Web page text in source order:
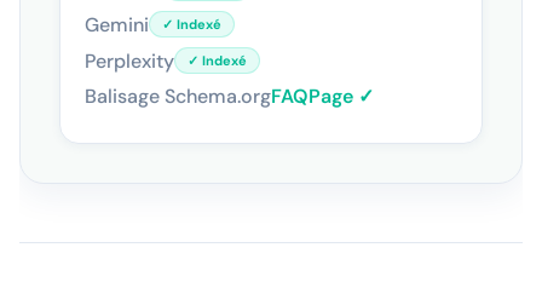
Gemini ✓ Indexé
Perplexity ✓ Indexé
Balisage Schema.orgFAQPage ✓